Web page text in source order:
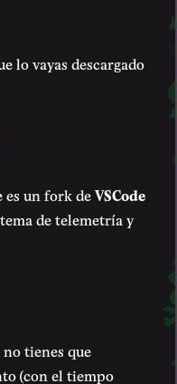
lo vayas descargado
es un fork deVSCode
de telemetría y
tienes que
(con el tiempo